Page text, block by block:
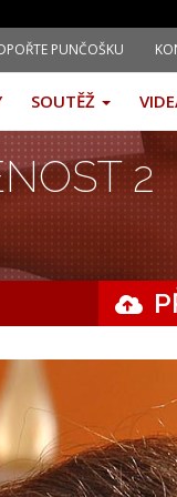
PUNČOŠKU
SOUTĚŽ
2